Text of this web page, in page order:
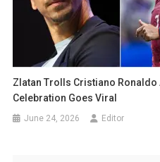
Zlatan Trolls Cristiano Ronaldo
Celebration Goes Viral
June 24, 2026 Editor